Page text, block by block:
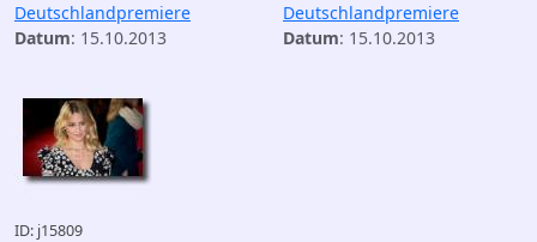
Deutschlandpremiere
Datum: 15.10.2013
Deutschlandpremiere
Datum: 15.10.2013
ID: j15809